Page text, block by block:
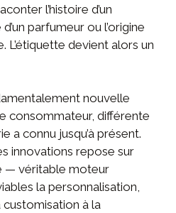
l’histoire d’un
parfumeur ou l’origine
L’étiquette devient alors un
nouvelle
consommateur, différente
a connu jusqu’à présent.
innovations repose sur
— véritable moteur
la personnalisation,
à la